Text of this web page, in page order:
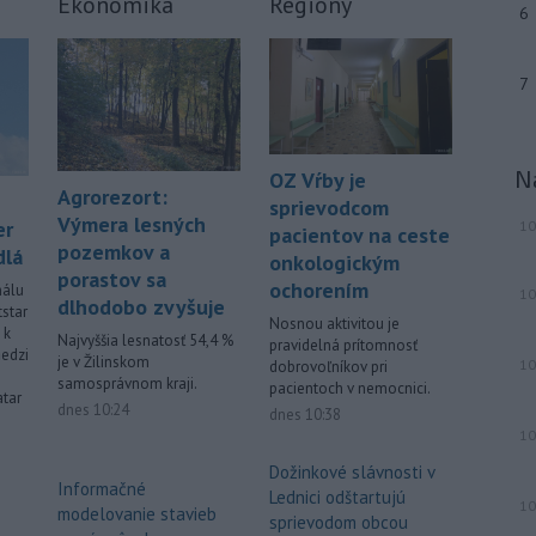
20:02
V Západných Tatrách na
turistickom chodníku nad
Ťatliakovou
chatou smerom k
Roháčskym plesám zomrel v sobotu
76-ročný slovenský turista.
- Výstrahy prvého stupňa pred
vysokými teplotami platia na
západe aj v nedeľu (9. 8.). Teplota
tam môže miestami dosiahnuť 33
stupňov Celzia.
Viac >
k
Agrorezort:
Výmera lesných
pozemkov a
porastov sa
dlhodobo zvyšuje
Najvyššia lesnatosť 54,4 %
je v Žilinskom
samosprávnom kraji.
dnes 10:24
Informačné
modelovanie stavieb
OZ Vŕby je
sprievodcom
pacientov na ceste
onkologickým
ochorením
Nosnou aktivitou je
pravidelná prítomnosť
dobrovoľníkov pri
pacientoch v nemocnici.
dnes 10:38
Dožinkové slávnosti v
Lednici odštartujú
sprievodom obcou
6
7